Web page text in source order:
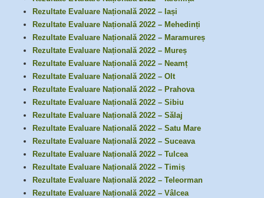
Rezultate Evaluare Națională 2022 – Iași
Rezultate Evaluare Națională 2022 – Mehedinți
Rezultate Evaluare Națională 2022 – Maramureș
Rezultate Evaluare Națională 2022 – Mureș
Rezultate Evaluare Națională 2022 – Neamț
Rezultate Evaluare Națională 2022 – Olt
Rezultate Evaluare Națională 2022 – Prahova
Rezultate Evaluare Națională 2022 – Sibiu
Rezultate Evaluare Națională 2022 – Sălaj
Rezultate Evaluare Națională 2022 – Satu Mare
Rezultate Evaluare Națională 2022 – Suceava
Rezultate Evaluare Națională 2022 – Tulcea
Rezultate Evaluare Națională 2022 – Timiș
Rezultate Evaluare Națională 2022 – Teleorman
Rezultate Evaluare Națională 2022 – Vâlcea